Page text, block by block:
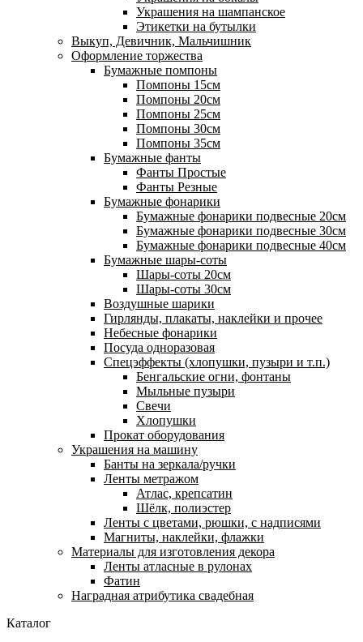
Украшения на шампанское
Этикетки на бутылки
Выкуп, Девичник, Мальчишник
Оформление торжества
Бумажные помпоны
Помпоны 15см
Помпоны 20см
Помпоны 25см
Помпоны 30см
Помпоны 35см
Бумажные фанты
Фанты Простые
Фанты Резные
Бумажные фонарики
Бумажные фонарики подвесные 20см
Бумажные фонарики подвесные 30см
Бумажные фонарики подвесные 40см
Бумажные шары-соты
Шары-соты 20см
Шары-соты 30см
Воздушные шарики
Гирлянды, плакаты, наклейки и прочее
Небесные фонарики
Посуда одноразовая
Спецэффекты (хлопушки, пузыри и т.п.)
Бенгальские огни, фонтаны
Мыльные пузыри
Свечи
Хлопушки
Прокат оборудования
Украшения на машину
Банты на зеркала/ручки
Ленты метражом
Атлас, крепсатин
Шёлк, полиэстер
Ленты с цветами, рюшки, с надписями
Магниты, наклейки, флажки
Материалы для изготовления декора
Ленты атласные в рулонах
Фатин
Наградная атрибутика свадебная
Каталог